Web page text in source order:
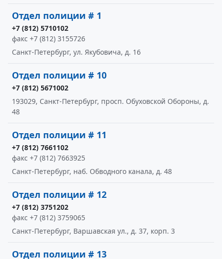
Отдел полиции # 1
+7 (812) 5710102
факс +7 (812) 3155726
Санкт-Петербург, ул. Якубовича, д. 16
Отдел полиции # 10
+7 (812) 5671002
193029, Санкт-Петербург, просп. Обуховской Обороны, д.
48
Отдел полиции # 11
+7 (812) 7661102
факс +7 (812) 7663925
Санкт-Петербург, наб. Обводного канала, д. 48
Отдел полиции # 12
+7 (812) 3751202
факс +7 (812) 3759065
Санкт-Петербург, Варшавская ул., д. 37, корп. 3
Отдел полиции # 13